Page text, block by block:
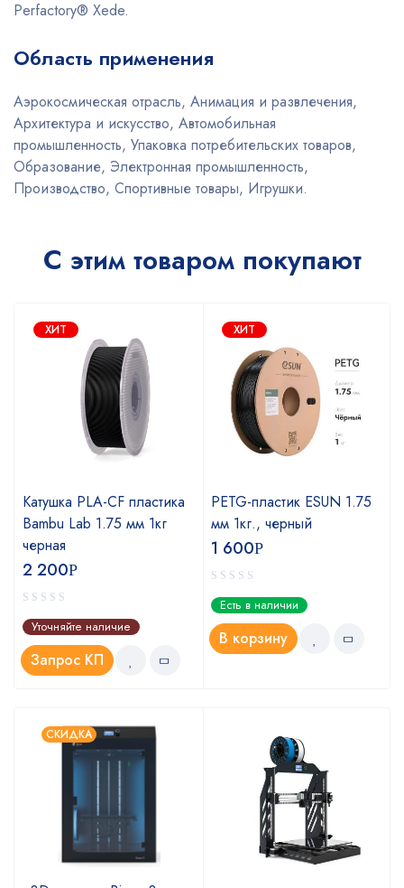
Perfactory® Xede.
Область применения
Аэрокосмическая отрасль, Анимация и развлечения,
Архитектура и искусство, Автомобильная
промышленность, Упаковка потребительских товаров,
Образование, Электронная промышленность,
Производство, Спортивные товары, Игрушки.
С этим товаром покупают
ХИТ
Катушка PLA-CF пластика
Bambu Lab 1.75 мм 1кг
черная
2 200Р
Уточняйте наличие
Запрос КП
ХИТ
PETG-пластик ESUN 1.75
мм 1кг., черный
1 600Р
Есть в наличии
В корзину
СКИДКА